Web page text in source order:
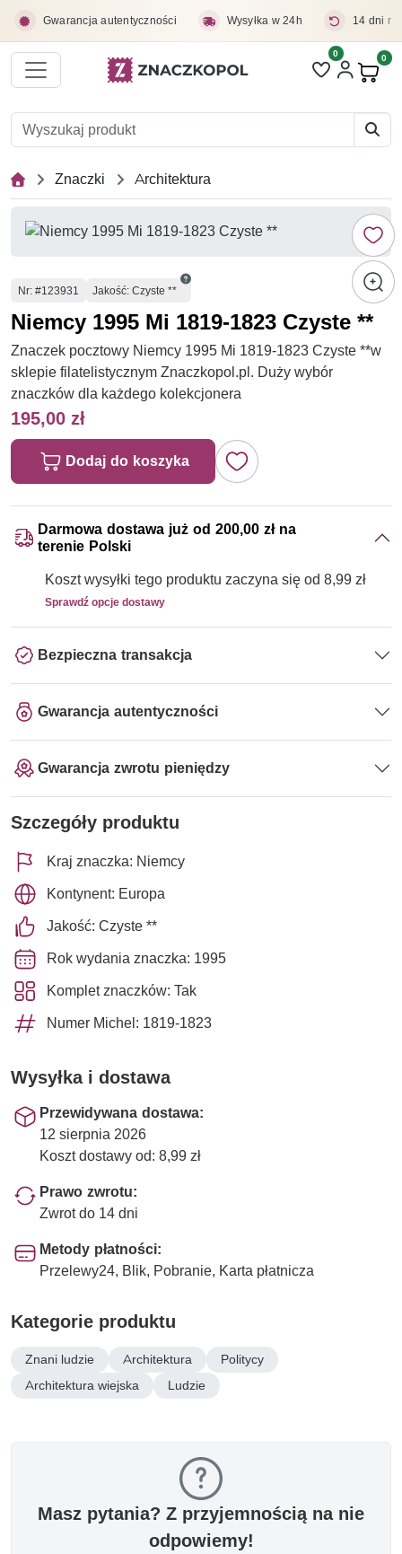
Gwarancja autentyczności Wysyłka w 24h 14 dni
Liczba pozycji
0 0
Znaczki Architektura
Numer
Nr: #123931 Jakość: Czyste **
Niemcy 1995 Mi 1819-1823 Czyste **
Znaczek pocztowy Niemcy 1995 Mi 1819-1823 Czyste **w
sklepie filatelistycznym Znaczkopol.pl. Duży wybór
znaczków dla każdego kolekcjonera
195,00 zł
Dodaj do koszyka
Darmowa dostawa już od 200,00 zł na
terenie Polski
Koszt wysyłki tego produktu zaczyna się od 8,99 zł
Sprawdź opcje dostawy
Bezpieczna transakcja
Gwarancja autentyczności
Gwarancja zwrotu pieniędzy
Szczegóły produktu
Kraj znaczka: Niemcy
Kontynent: Europa
Jakość: Czyste **
Rok wydania znaczka: 1995
Komplet znaczków: Tak
Numer Michel: 1819-1823
Wysyłka i dostawa
Przewidywana dostawa:
12 sierpnia 2026
Koszt dostawy od: 8,99 zł
Prawo zwrotu:
Zwrot do 14 dni
Metody płatności:
Przelewy24, Blik, Pobranie, Karta płatnicza
Kategorie produktu
Znani ludzie Architektura
Politycy
Architektura wiejska
Ludzie
Masz pytania? Z przyjemnością na nie
odpowiemy!